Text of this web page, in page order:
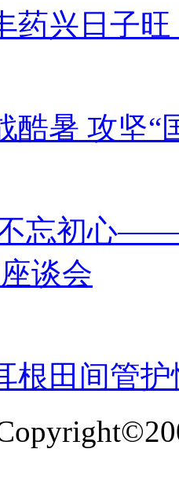
药兴日子
酷暑 攻坚“
忘初心——
谈会
根田间管